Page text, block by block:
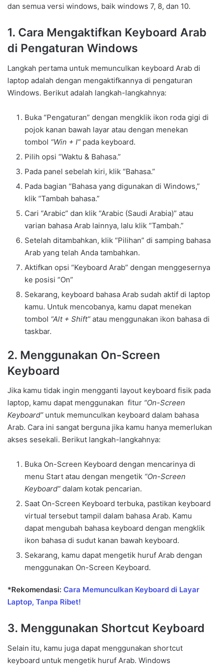
dan semua versi windows, baik windows 7, 8, dan 10.
1. Cara Mengaktifkan Keyboard Arab
di Pengaturan Windows
Langkah pertama untuk memunculkan keyboard Arab di
laptop adalah dengan mengaktifkannya di pengaturan
Windows. Berikut adalah langkah-langkahnya:
Buka “Pengaturan” dengan mengklik ikon roda gigi di
pojok kanan bawah layar atau dengan menekan
tombol “Win + I” pada keyboard.
Pilih opsi “Waktu & Bahasa.”
Pada panel sebelah kiri, klik “Bahasa.”
Pada bagian “Bahasa yang digunakan di Windows,”
klik “Tambah bahasa.”
Cari “Arabic” dan klik “Arabic (Saudi Arabia)” atau
varian bahasa Arab lainnya, lalu klik “Tambah.”
Setelah ditambahkan, klik “Pilihan” di samping bahasa
Arab yang telah Anda tambahkan.
Aktifkan opsi “Keyboard Arab” dengan menggesernya
ke posisi “On”
Sekarang, keyboard bahasa Arab sudah aktif di laptop
kamu. Untuk mencobanya, kamu dapat menekan
tombol “Alt + Shift” atau menggunakan ikon bahasa di
taskbar.
2. Menggunakan On-Screen
Keyboard
Jika kamu tidak ingin mengganti layout keyboard fisik pada
laptop, kamu dapat menggunakan fitur “On-Screen
Keyboard” untuk memunculkan keyboard dalam bahasa
Arab. Cara ini sangat berguna jika kamu hanya memerlukan
akses sesekali. Berikut langkah-langkahnya:
Buka On-Screen Keyboard dengan mencarinya di
menu Start atau dengan mengetik “On-Screen
Keyboard” dalam kotak pencarian.
Saat On-Screen Keyboard terbuka, pastikan keyboard
virtual tersebut tampil dalam bahasa Arab. Kamu
dapat mengubah bahasa keyboard dengan mengklik
ikon bahasa di sudut kanan bawah keyboard.
Sekarang, kamu dapat mengetik huruf Arab dengan
menggunakan On-Screen Keyboard.
*Rekomendasi: Cara Memunculkan Keyboard di Layar
Laptop, Tanpa Ribet!
3. Menggunakan Shortcut Keyboard
Selain itu, kamu juga dapat menggunakan shortcut
keyboard untuk mengetik huruf Arab. Windows